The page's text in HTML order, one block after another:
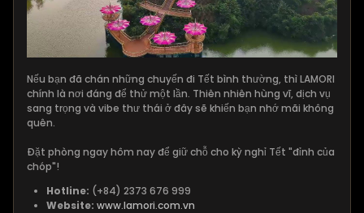
Nếu bạn đã chán những chuyến đi Tết bình thường, thì LAMORI
chính là nơi đáng để thử một lần. Thiên nhiên hùng vĩ, dịch vụ
sang trọng và vibe thư thái ở đây sẽ khiến bạn nhớ mãi không
quên.
Đặt phòng ngay hôm nay để giữ chỗ cho kỳ nghỉ Tết "đỉnh của
chóp"!
Hotline: (+84) 2373 676 999
Website: www.lamori.com.vn